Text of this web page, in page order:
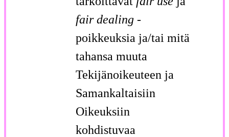
fair dealing -
poikkeuksia ja/tai mitä
tahansa muuta
Tekijänoikeuteen ja
Samankaltaisiin
Oikeuksiin
kohdistuvaa